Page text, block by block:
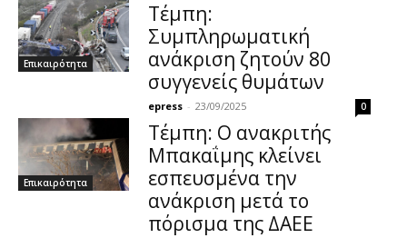
Επικαιρότητα
Τέμπη:
Συμπληρωματική
ανάκριση ζητούν 80
συγγενείς θυμάτων
epress - 23/09/2025 0
Επικαιρότητα
Τέμπη: Ο ανακριτής
Μπακαΐμης κλείνει
εσπευσμένα την
ανάκριση μετά το
πόρισμα της ΔΑΕΕ